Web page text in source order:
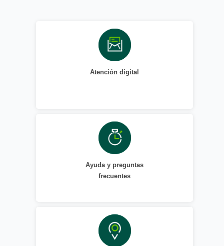
Atención digital
Ayuda y preguntas
frecuentes